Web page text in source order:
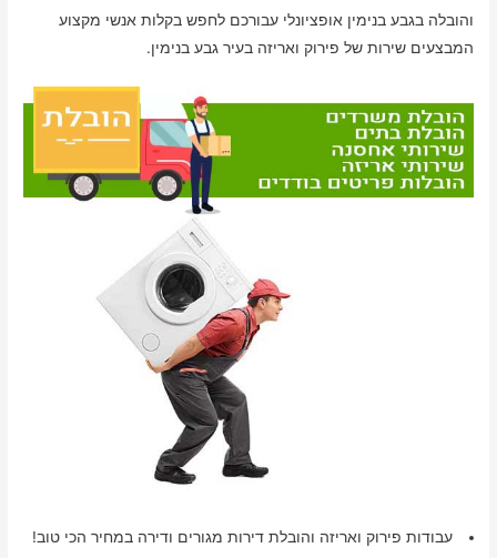
והובלה בגבע בנימין אופציונלי עבורכם לחפש בקלות אנשי מקצוע
המבצעים שירות של פירוק ואריזה בעיר גבע בנימין.
עבודות פירוק ואריזה והובלת דירות מגורים ודירה במחיר הכי טוב!